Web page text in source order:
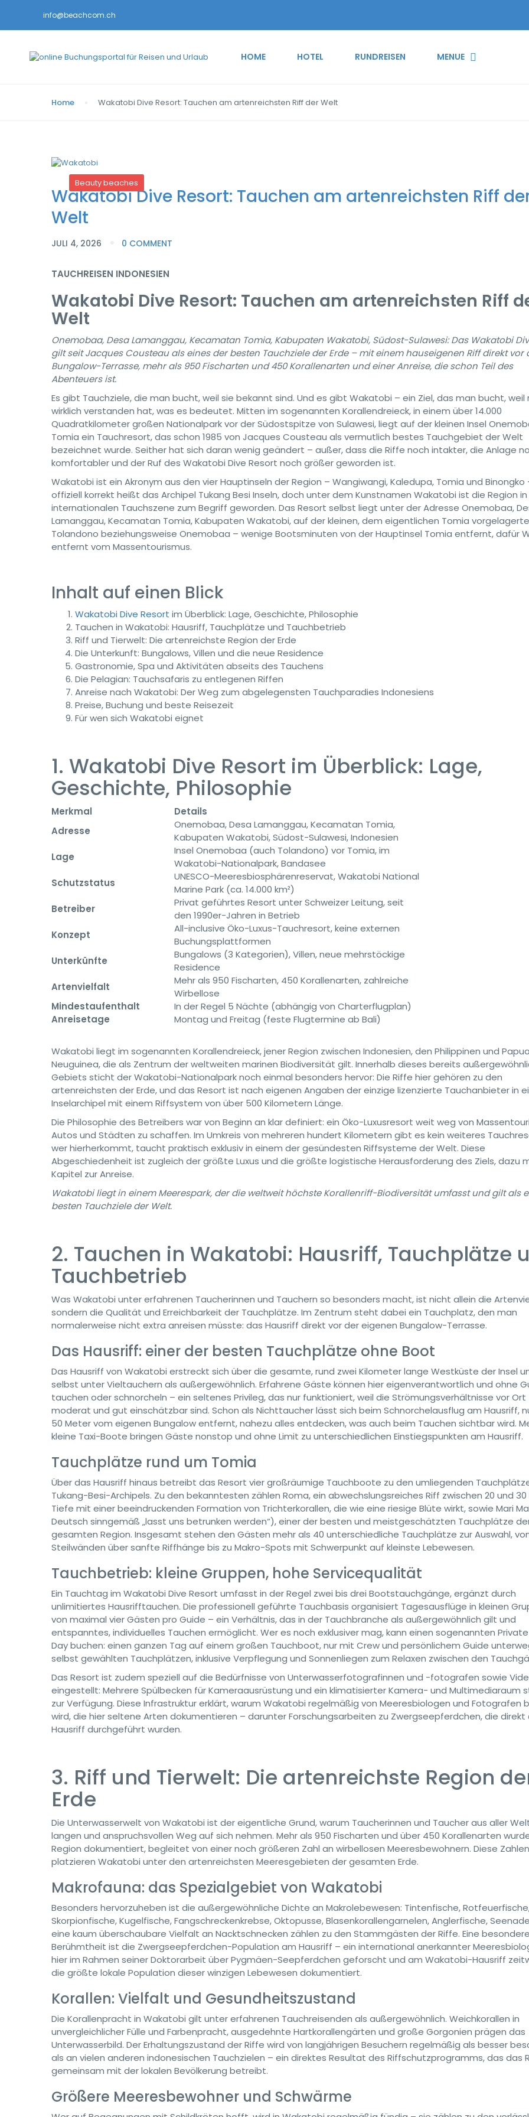
info@beachcom.ch
HOME HOTEL RUNDREISEN MENUE
Home Wakatobi Dive Resort: Tauchen am artenreichsten Riff der Welt
Beauty beaches
Wakatobi Dive Resort: Tauchen am artenreichsten Riff
Welt
JULI 4, 2026 0 COMMENT
TAUCHREISEN INDONESIEN
Wakatobi Dive Resort: Tauchen am artenreichsten Riff
Welt
Onemobaa, Desa Lamanggau, Kecamatan Tomia, Kabupaten Wakatobi, Südost-Sulawesi: Das Wakatobi
gilt seit Jacques Cousteau als eines der besten Tauchziele der Erde – mit einem hauseigenen Riff direkt vor
Bungalow-Terrasse, mehr als 950 Fischarten und 450 Korallenarten und einer Anreise, die schon Teil des
Abenteuers ist.
Es gibt Tauchziele, die man bucht, weil sie bekannt sind. Und es gibt Wakatobi – ein Ziel, das man bucht, weil
wirklich verstanden hat, was es bedeutet. Mitten im sogenannten Korallendreieck, in einem über 14.000
Quadratkilometer großen Nationalpark vor der Südostspitze von Sulawesi, liegt auf der kleinen Insel
Tomia ein Tauchresort, das schon 1985 von Jacques Cousteau als vermutlich bestes Tauchgebiet der Welt
bezeichnet wurde. Seither hat sich daran wenig geändert – außer, dass die Riffe noch intakter, die Anlage
komfortabler und der Ruf des Wakatobi Dive Resort noch größer geworden ist.
Wakatobi ist ein Akronym aus den vier Hauptinseln der Region – Wangiwangi, Kaledupa, Tomia und Binongko
offiziell korrekt heißt das Archipel Tukang Besi Inseln, doch unter dem Kunstnamen Wakatobi ist die Region
internationalen Tauchszene zum Begriff geworden. Das Resort selbst liegt unter der Adresse Onemobaa,
Lamanggau, Kecamatan Tomia, Kabupaten Wakatobi, auf der kleinen, dem eigentlichen Tomia
Tolandono beziehungsweise Onemobaa – wenige Bootsminuten von der Hauptinsel Tomia entfernt, dafür
entfernt vom Massentourismus.
Inhalt auf einen Blick
Wakatobi Dive Resort im Überblick: Lage, Geschichte, Philosophie
Tauchen in Wakatobi: Hausriff, Tauchplätze und Tauchbetrieb
Riff und Tierwelt: Die artenreichste Region der Erde
Die Unterkunft: Bungalows, Villen und die neue Residence
Gastronomie, Spa und Aktivitäten abseits des Tauchens
Die Pelagian: Tauchsafaris zu entlegenen Riffen
Anreise nach Wakatobi: Der Weg zum abgelegensten Tauchparadies Indonesiens
Preise, Buchung und beste Reisezeit
Für wen sich Wakatobi eignet
1. Wakatobi Dive Resort im Überblick: Lage,
Geschichte, Philosophie
Merkmal
Details
Adresse
Onemobaa, Desa Lamanggau, Kecamatan Tomia,
Kabupaten Wakatobi, Südost-Sulawesi, Indonesien
Lage
Insel Onemobaa (auch Tolandono) vor Tomia, im
Wakatobi-Nationalpark, Bandasee
Schutzstatus
UNESCO-Meeresbiosphärenreservat, Wakatobi National
Marine Park (ca. 14.000 km²)
Betreiber
Privat geführtes Resort unter Schweizer Leitung, seit
den 1990er-Jahren in Betrieb
Konzept
All-inclusive Öko-Luxus-Tauchresort, keine externen
Buchungsplattformen
Unterkünfte
Bungalows (3 Kategorien), Villen, neue mehrstöckige
Residence
Artenvielfalt
Mehr als 950 Fischarten, 450 Korallenarten, zahlreiche
Wirbellose
Mindestaufenthalt
In der Regel 5 Nächte (abhängig von Charterflugplan)
Anreisetage
Montag und Freitag (feste Flugtermine ab Bali)
Wakatobi liegt im sogenannten Korallendreieck, jener Region zwischen Indonesien, den Philippinen und
Neuguinea, die als Zentrum der weltweiten marinen Biodiversität gilt. Innerhalb dieses bereits
Gebiets sticht der Wakatobi-Nationalpark noch einmal besonders hervor: Die Riffe hier gehören zu den
artenreichsten der Erde, und das Resort ist nach eigenen Angaben der einzige lizenzierte Tauchanbieter in
Inselarchipel mit einem Riffsystem von über 500 Kilometern Länge.
Die Philosophie des Betreibers war von Beginn an klar definiert: ein Öko-Luxusresort weit weg von
Autos und Städten zu schaffen. Im Umkreis von mehreren hundert Kilometern gibt es kein weiteres
wer hierherkommt, taucht praktisch exklusiv in einem der gesündesten Riffsysteme der Welt. Diese
Abgeschiedenheit ist zugleich der größte Luxus und die größte logistische Herausforderung des Ziels, dazu
Kapitel zur Anreise.
Wakatobi liegt in einem Meerespark, der die weltweit höchste Korallenriff-Biodiversität umfasst und gilt als
besten Tauchziele der Welt.
2. Tauchen in Wakatobi: Hausriff, Tauchplätze
Tauchbetrieb
Was Wakatobi unter erfahrenen Taucherinnen und Tauchern so besonders macht, ist nicht allein die
sondern die Qualität und Erreichbarkeit der Tauchplätze. Im Zentrum steht dabei ein Tauchplatz, den man
normalerweise nicht extra anreisen müsste: das Hausriff direkt vor der eigenen Bungalow-Terrasse.
Das Hausriff: einer der besten Tauchplätze ohne Boot
Das Hausriff von Wakatobi erstreckt sich über die gesamte, rund zwei Kilometer lange Westküste der Insel
selbst unter Vieltauchern als außergewöhnlich. Erfahrene Gäste können hier eigenverantwortlich und ohne
tauchen oder schnorcheln – ein seltenes Privileg, das nur funktioniert, weil die Strömungsverhältnisse vor Ort
moderat und gut einschätzbar sind. Schon als Nichttaucher lässt sich beim Schnorchelausflug am Hausriff,
50 Meter vom eigenen Bungalow entfernt, nahezu alles entdecken, was auch beim Tauchen sichtbar wird.
kleine Taxi-Boote bringen Gäste nonstop und ohne Limit zu unterschiedlichen Einstiegspunkten am Hausriff.
Tauchplätze rund um Tomia
Über das Hausriff hinaus betreibt das Resort vier großräumige Tauchboote zu den umliegenden
Tukang-Besi-Archipels. Zu den bekanntesten zählen Roma, ein abwechslungsreiches Riff zwischen 20 und
Tiefe mit einer beeindruckenden Formation von Trichterkorallen, die wie eine riesige Blüte wirkt, sowie Mari
Deutsch sinngemäß „lasst uns betrunken werden“), einer der besten und meistgeschätzten Tauchplätze
gesamten Region. Insgesamt stehen den Gästen mehr als 40 unterschiedliche Tauchplätze zur Auswahl,
Steilwänden über sanfte Riffhänge bis zu Makro-Spots mit Schwerpunkt auf kleinste Lebewesen.
Tauchbetrieb: kleine Gruppen, hohe Servicequalität
Ein Tauchtag im Wakatobi Dive Resort umfasst in der Regel zwei bis drei Bootstauchgänge, ergänzt durch
unlimitiertes Hausrifftauchen. Die professionell geführte Tauchbasis organisiert Tagesausflüge in kleinen
von maximal vier Gästen pro Guide – ein Verhältnis, das in der Tauchbranche als außergewöhnlich gilt und
entspanntes, individuelles Tauchen ermöglicht. Wer es noch exklusiver mag, kann einen sogenannten Private
Day buchen: einen ganzen Tag auf einem großen Tauchboot, nur mit Crew und persönlichem Guide
selbst gewählten Tauchplätzen, inklusive Verpflegung und Sonnenliegen zum Relaxen zwischen den
Das Resort ist zudem speziell auf die Bedürfnisse von Unterwasserfotografinnen und -fotografen sowie
eingestellt: Mehrere Spülbecken für Kameraausrüstung und ein klimatisierter Kamera- und Multimediaraum
zur Verfügung. Diese Infrastruktur erklärt, warum Wakatobi regelmäßig von Meeresbiologen und Fotografen
wird, die hier seltene Arten dokumentieren – darunter Forschungsarbeiten zu Zwergseepferdchen, die direkt
Hausriff durchgeführt wurden.
3. Riff und Tierwelt: Die artenreichste Region
Erde
Die Unterwasserwelt von Wakatobi ist der eigentliche Grund, warum Taucherinnen und Taucher aus aller
langen und anspruchsvollen Weg auf sich nehmen. Mehr als 950 Fischarten und über 450 Korallenarten
Region dokumentiert, begleitet von einer noch größeren Zahl an wirbellosen Meeresbewohnern. Diese Zahlen
platzieren Wakatobi unter den artenreichsten Meeresgebieten der gesamten Erde.
Makrofauna: das Spezialgebiet von Wakatobi
Besonders hervorzuheben ist die außergewöhnliche Dichte an Makrolebewesen: Tintenfische,
Skorpionfische, Kugelfische, Fangschreckenkrebse, Oktopusse, Blasenkorallengarnelen, Anglerfische,
eine kaum überschaubare Vielfalt an Nacktschnecken zählen zu den Stammgästen der Riffe. Eine besondere
Berühmtheit ist die Zwergseepferdchen-Population am Hausriff – ein international anerkannter
hier im Rahmen seiner Doktorarbeit über Pygmäen-Seepferdchen geforscht und am Wakatobi-Hausriff
die größte lokale Population dieser winzigen Lebewesen dokumentiert.
Korallen: Vielfalt und Gesundheitszustand
Die Korallenpracht in Wakatobi gilt unter erfahrenen Tauchreisenden als außergewöhnlich. Weichkorallen in
unvergleichlicher Fülle und Farbenpracht, ausgedehnte Hartkorallengärten und große Gorgonien prägen das
Unterwasserbild. Der Erhaltungszustand der Riffe wird von langjährigen Besuchern regelmäßig als besser
als an vielen anderen indonesischen Tauchzielen – ein direktes Resultat des Riffschutzprogramms, das das
gemeinsam mit der lokalen Bevölkerung betreibt.
Größere Meeresbewohner und Schwärme